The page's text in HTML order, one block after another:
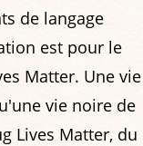
de langage
est pour le
Matter. Une vie
vie noire de
Lives Matter, du